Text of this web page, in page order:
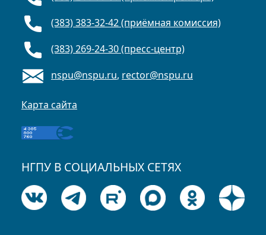
(383) 383-32-42 (приёмная комиссия)
(383) 269-24-30 (пресс-центр)
nspu@nspu.ru, rector@nspu.ru
Карта сайта
НГПУ В СОЦИАЛЬНЫХ СЕТЯХ